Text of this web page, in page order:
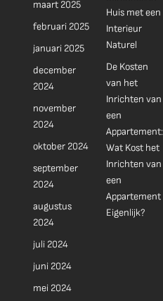
maart 2025
februari 2025
januari 2025
december
2024
november
2024
oktober 2024
september
2024
augustus
2024
juli 2024
juni 2024
mei 2024
Huis met een
Interieur
Naturel
De Kosten
van het
Inrichten van
een
Appartement:
Wat Kost het
Inrichten van
een
Appartement
Eigenlijk?